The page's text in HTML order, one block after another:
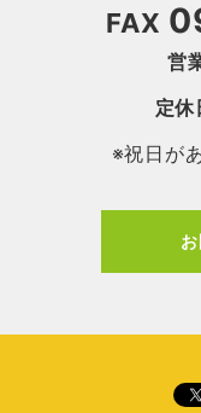
FAX
営
定休
※祝日が